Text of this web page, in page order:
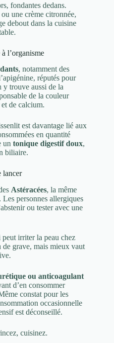
fondantes dedans.
une crème citronnée,
debout dans la cuisine
l’organisme
, notamment des
réputés pour
y trouve aussi de la
de la couleur
de calcium.
est davantage lié aux
en quantité
un tonique digestif doux,
biliaire.
lancer
Astéracées, la même
personnes allergiques
ou tester avec une
peut irriter la peau chez
de grave, mais mieux vaut
ou anticoagulant
d’en consommer
constat pour les
occasionnelle
est déconseillé.
cuisinez.